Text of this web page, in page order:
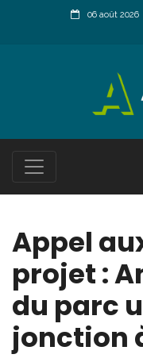
06 août 2026
Appel
projet :
du parc
jonction